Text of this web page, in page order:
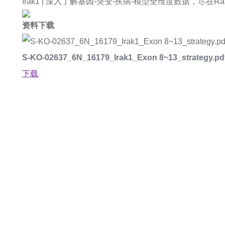
资料下载
S-KO-02637_6N_16179_Irak1_Exon
下载